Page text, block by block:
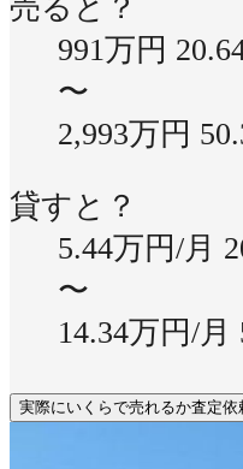
売ると？
991万円
〜
2,993万円
貸すと？
5.44万円/月
〜
14.34万円/月
実際にいくらで売れるか査定依